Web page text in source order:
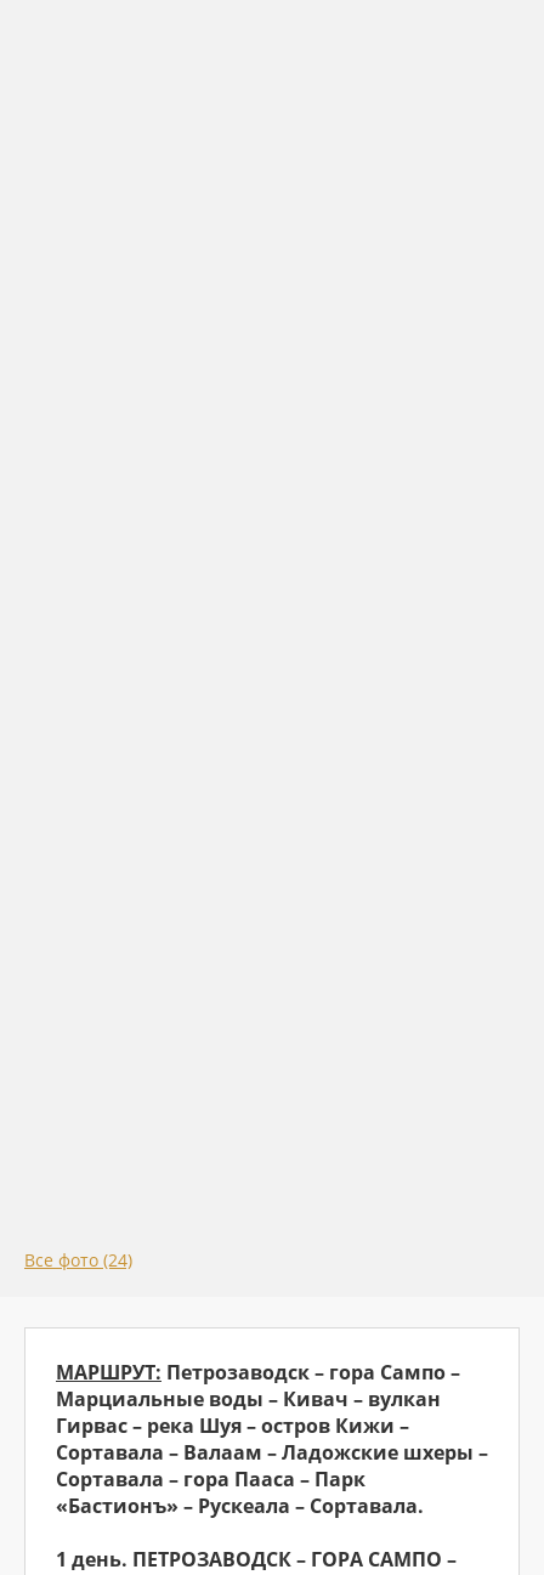
Все фото (24)
МАРШРУТ: Петрозаводск – гора Сампо –
Марциальные воды – Кивач – вулкан
Гирвас – река Шуя – остров Кижи –
Сортавала – Валаам – Ладожские шхеры –
Сортавала – гора Пааса – Парк
«Бастионъ» – Рускеала – Сортавала.
1 день. ПЕТРОЗАВОДСК – ГОРА САМПО –